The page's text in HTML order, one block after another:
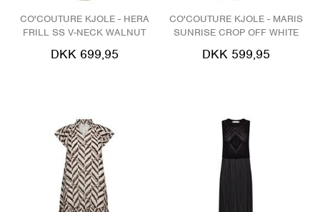
CO'COUTURE KJOLE - HERA
FRILL SS V-NECK WALNUT
DKK 699,95
CO'COUTURE KJOLE - MARIS
SUNRISE CROP OFF WHITE
DKK 599,95